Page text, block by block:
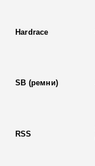
Hardrace
SB (ремни)
RSS